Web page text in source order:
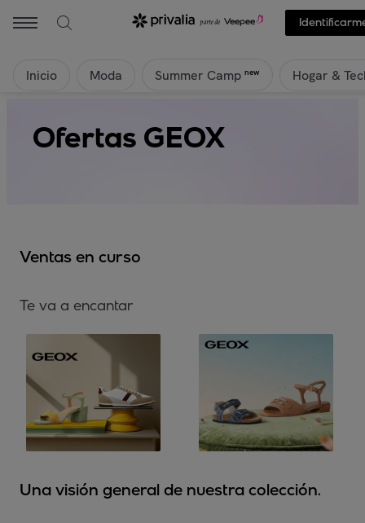
Inicio Moda Summer Camp new Hogar &
Ofertas GEOX
Ventas en curso
Te va a encantar
Una visión general de nuestra colección.